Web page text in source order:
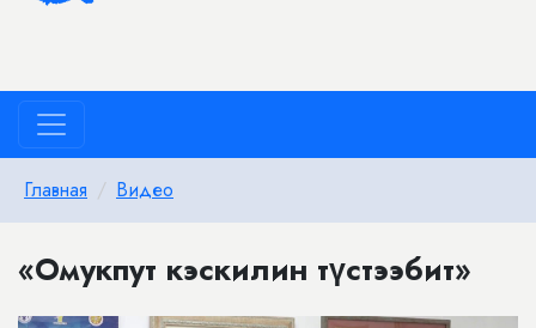
Главная Видео
«Омукпут кэскилин түстээбит»